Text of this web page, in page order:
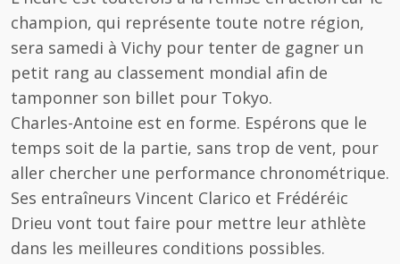
champion, qui représente toute notre région,
sera samedi à Vichy pour tenter de gagner un
petit rang au classement mondial afin de
tamponner son billet pour Tokyo.
Charles-Antoine est en forme. Espérons que le
temps soit de la partie, sans trop de vent, pour
aller chercher une performance chronométrique.
Ses entraîneurs Vincent Clarico et Frédéréic
Drieu vont tout faire pour mettre leur athlète
dans les meilleures conditions possibles.